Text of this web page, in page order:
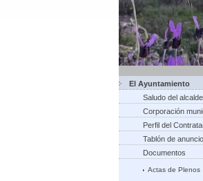
El Ayuntamiento
Saludo del alcalde
Corporación
Perfil del
Tablón de
Documentos
Actas de Plenos